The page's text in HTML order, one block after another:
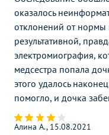
оказалось
отклонений от нормы
результативной,
электромиография,
медсестра попала
этого удалось
помогло, и дочка
Алина А., 15.08.2021